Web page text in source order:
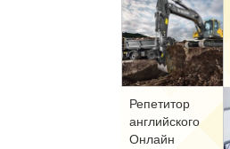
Ре­пе­ти­тор
ан­глий­ско­го
Он­лайн